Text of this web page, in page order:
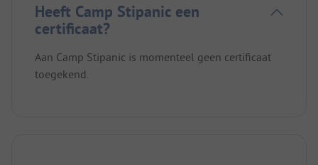
Heeft Camp Stipanic een
certificaat?
Aan Camp Stipanic is momenteel geen certificaat
toegekend.